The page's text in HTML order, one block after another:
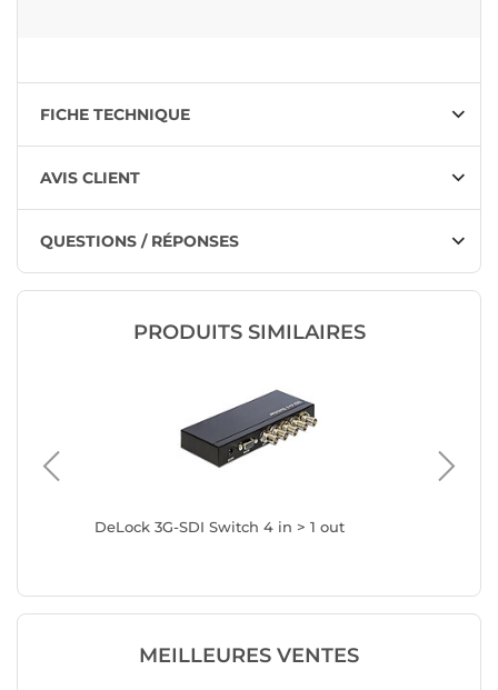
FICHE TECHNIQUE
AVIS CLIENT
QUESTIONS / RÉPONSES
PRODUITS SIMILAIRES
DeLock 3G-SDI Switch 4 in > 1 out
MEILLEURES VENTES